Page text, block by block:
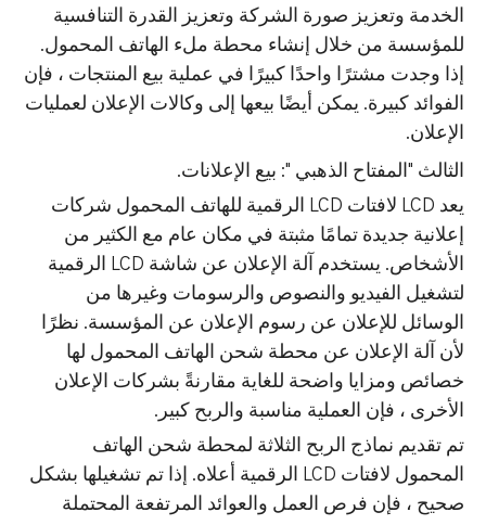
الخدمة وتعزيز صورة الشركة وتعزيز القدرة التنافسية
للمؤسسة من خلال إنشاء محطة ملء الهاتف المحمول.
إذا وجدت مشترًا واحدًا كبيرًا في عملية بيع المنتجات ، فإن
الفوائد كبيرة. يمكن أيضًا بيعها إلى وكالات الإعلان لعمليات
الإعلان.
الثالث "المفتاح الذهبي ": بيع الإعلانات.
يعد LCD لافتات LCD الرقمية للهاتف المحمول شركات
إعلانية جديدة تمامًا مثبتة في مكان عام مع الكثير من
الأشخاص. يستخدم آلة الإعلان عن شاشة LCD الرقمية
لتشغيل الفيديو والنصوص والرسومات وغيرها من
الوسائل للإعلان عن رسوم الإعلان عن المؤسسة. نظرًا
لأن آلة الإعلان عن محطة شحن الهاتف المحمول لها
خصائص ومزايا واضحة للغاية مقارنةً بشركات الإعلان
الأخرى ، فإن العملية مناسبة والربح كبير.
تم تقديم نماذج الربح الثلاثة لمحطة شحن الهاتف
المحمول لافتات LCD الرقمية أعلاه. إذا تم تشغيلها بشكل
صحيح ، فإن فرص العمل والعوائد المرتفعة المحتملة